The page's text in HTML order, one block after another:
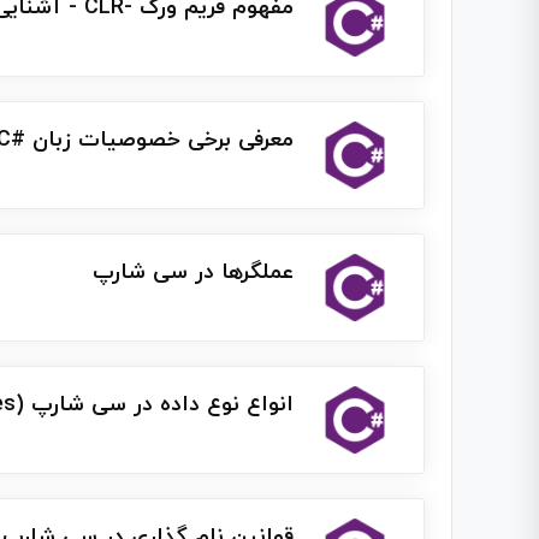
مفهوم فریم ورک -CLR - آشنایی با IDE ویژوال استودیو
معرفی برخی خصوصیات زبان #C و برسی مفهوم کاراکترها در #C
عملگرها در سی شارپ
انواع نوع داده در سی شارپ (data types)